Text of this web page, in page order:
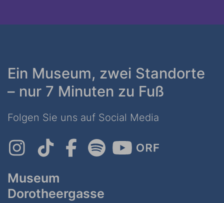
Ein Museum, zwei Standorte
– nur 7 Minuten zu Fuß
Folgen Sie uns auf Social Media
Museum
Dorotheergasse